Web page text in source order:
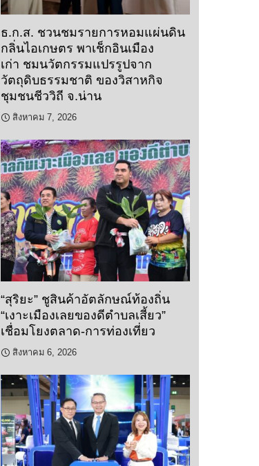
ธ.ก.ส. ชวนชมรายการหอมแผ่นดิน
กลิ่นไอเกษตร พาเช็กอินเมือง
เก่า ชมนวัตกรรมแปรรูปจาก
วัตถุดิบธรรมชาติ ของวิสาหกิจ
ชุมชนชีววิถี จ.น่าน
สิงหาคม 7, 2026
“สุริยะ” ชูสินค้าอัตลักษณ์ท้องถิ่น
“เงาะเมืองเลยของดีตำบลเสี้ยว”
เชื่อมโยงตลาด-การท่องเที่ยว
สิงหาคม 6, 2026